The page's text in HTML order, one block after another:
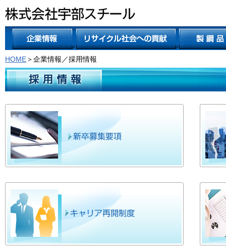
HOME＞企業情報／採用情報